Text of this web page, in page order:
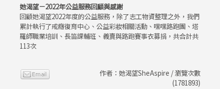
她渴望－2022年公益服務回顧與感謝
回顧她渴望2022年度的公益服務，除了志工物資整理之外，我們
累計執行了戒癮復育中心、公益彩妝相關活動、嘿嘿路跑團、塔
羅師職業培訓、長笛課輔班、義賣與路跑賽事衣募捐，共合計共
113次
作者：她渴望SheAspire / 瀏覽次數
(1781893)